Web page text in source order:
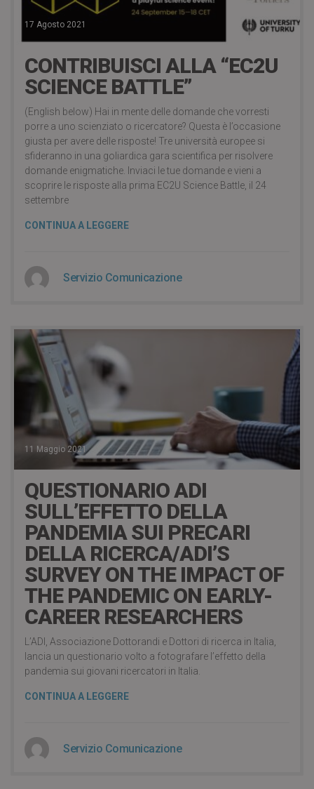
17 Agosto 2021
CONTRIBUISCI ALLA “EC2U
SCIENCE BATTLE”
(English below) Hai in mente delle domande che vorresti
porre a uno scienziato o ricercatore? Questa è l’occasione
giusta per avere delle risposte! Tre università europee si
sfideranno in una goliardica gara scientifica per risolvere
domande enigmatiche. Inviaci le tue domande e vieni a
scoprire le risposte alla prima EC2U Science Battle, il 24
settembre
CONTINUA A LEGGERE
Servizio Comunicazione
11 Maggio 2021
QUESTIONARIO ADI
SULL’EFFETTO DELLA
PANDEMIA SUI PRECARI
DELLA RICERCA/ADI’S
SURVEY ON THE IMPACT OF
THE PANDEMIC ON EARLY-
CAREER RESEARCHERS
L’ADI, Associazione Dottorandi e Dottori di ricerca in Italia,
lancia un questionario volto a fotografare l’effetto della
pandemia sui giovani ricercatori in Italia.
CONTINUA A LEGGERE
Servizio Comunicazione